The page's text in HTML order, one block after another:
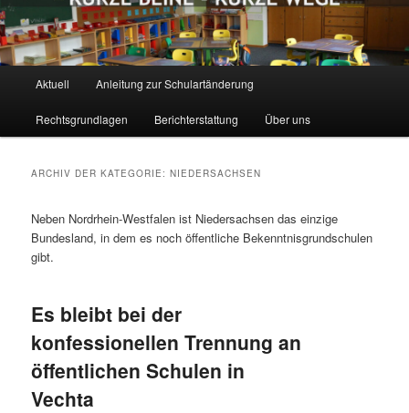
Aktuell Anleitung zur Schulartänderung
Rechtsgrundlagen Berichterstattung Über uns
ARCHIV DER KATEGORIE:NIEDERSACHSEN
Neben Nordrhein-Westfalen ist Niedersachsen das einzige
Bundesland, in dem es noch öffentliche Bekenntnisgrundschulen
gibt.
Es bleibt bei der
konfessionellen Trennung an
öffentlichen Schulen in
Vechta